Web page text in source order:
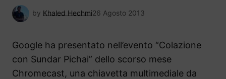
by Khaled Hechmi26 Agosto 2013
Google ha presentato nell’evento “Colazione
con Sundar Pichai” dello scorso mese
Chromecast, una chiavetta multimediale da